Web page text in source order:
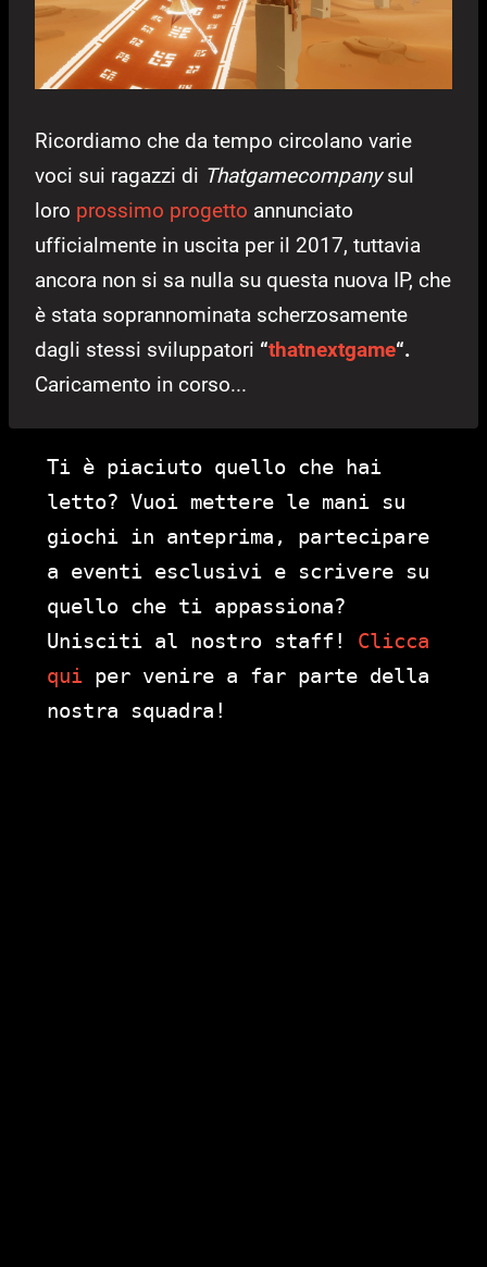
Ricordiamo che da tempo circolano varie
voci sui ragazzi di Thatgamecompanysul
loro prossimo progetto annunciato
ufficialmente in uscita per il 2017, tuttavia
ancora non si sa nulla su questa nuova IP, che
è stata soprannominata scherzosamente
dagli stessi sviluppatori “thatnextgame“.
Caricamento in corso...
Ti è piaciuto quello che hai
letto? Vuoi mettere le mani su
giochi in anteprima, partecipare
a eventi esclusivi e scrivere su
quello che ti appassiona?
Unisciti al nostro staff! Clicca
qui per venire a far parte della
nostra squadra!